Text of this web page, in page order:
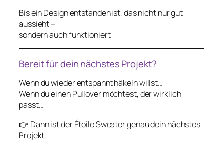
Bis ein Design entstanden ist, das nicht nur gut
aussieht –
sondern auch funktioniert.
Bereit für dein nächstes Projekt?
Wenn du wieder entspannt häkeln willst…
Wenn du einen Pullover möchtest, der wirklich
passt…
👉 Dann ist der Étoile Sweater genau dein nächstes
Projekt.